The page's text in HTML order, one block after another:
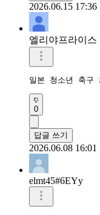
2026.06.15 17:36
엘리야프라이스
일본 청소년 축구
0
답글 쓰기
2026.06.08 16:01
elmt45#6EYy